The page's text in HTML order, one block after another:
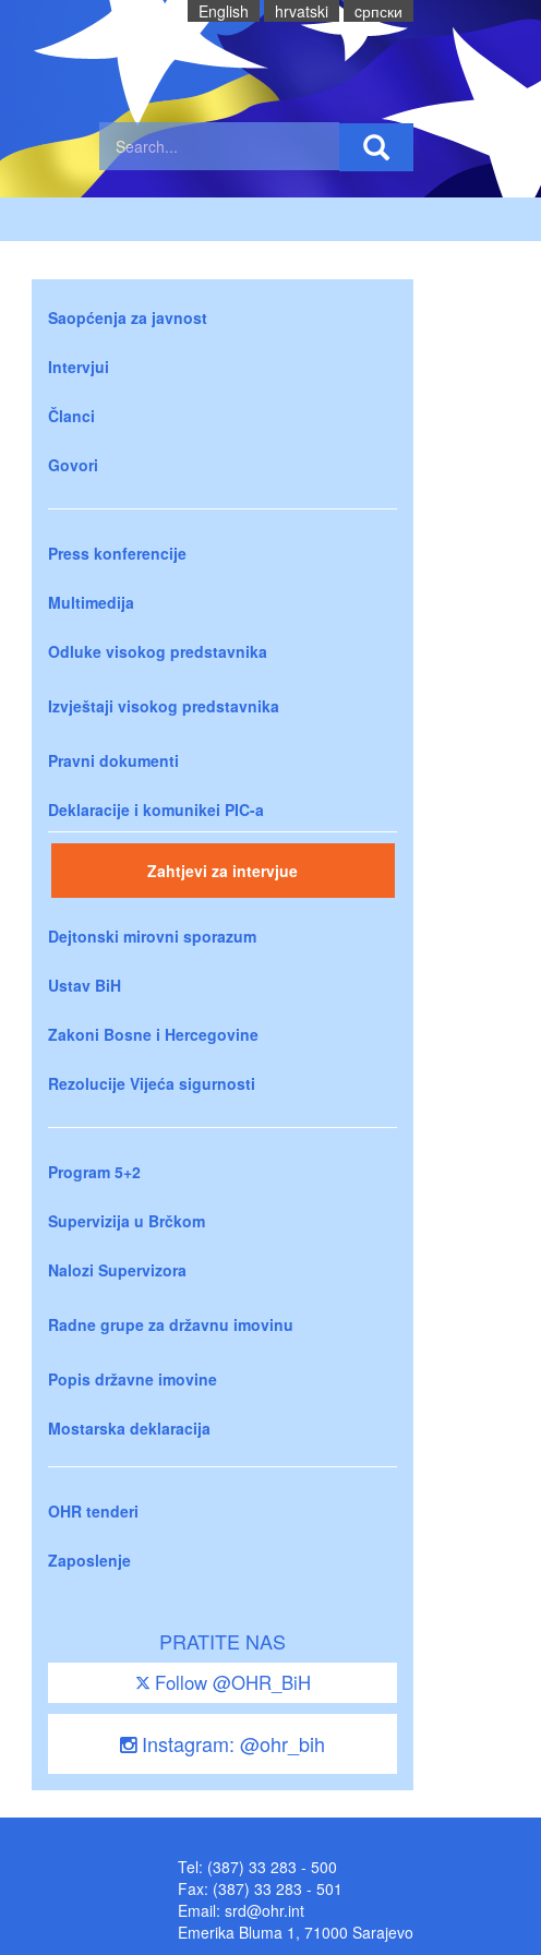
English hrvatski cрпски
Saopćenja za javnost
Intervjui
Članci
Govori
Press konferencije
Multimedija
Odluke visokog predstavnika
Izvještaji visokog predstavnika
Pravni dokumenti
Deklaracije i komunikei PIC-a
Zahtjevi za intervjue
Dejtonski mirovni sporazum
Ustav BiH
Zakoni Bosne i Hercegovine
Rezolucije Vijeća sigurnosti
Program 5+2
Supervizija u Brčkom
Nalozi Supervizora
Radne grupe za državnu imovinu
Popis državne imovine
Mostarska deklaracija
OHR tenderi
Zaposlenje
PRATITE NAS
Follow @OHR_BiH
Instagram: @ohr_bih
Tel: (387) 33 283 - 500
Fax: (387) 33 283 - 501
Email: srd@ohr.int
Emerika Bluma 1, 71000 Sarajevo